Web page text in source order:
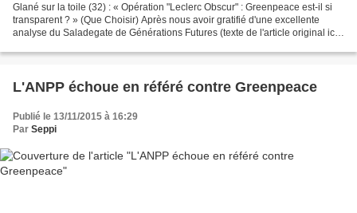
Glané sur la toile (32) : « Opération "Leclerc Obscur" : Greenpeace est-il si
transparent ? » (Que Choisir) Après nous avoir gratifié d'une excellente
analyse du Saladegate de Générations Futures (texte de l'article original ici)
L'ANPP échoue en référé contre Greenpeace
Publié le 13/11/2015 à 16:29
Par Seppi